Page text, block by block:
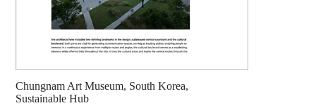
Chungnam Art Museum, South Korea,
Sustainable Hub